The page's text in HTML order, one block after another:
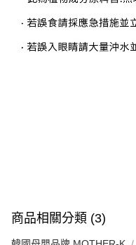
商品相關分類 (3)